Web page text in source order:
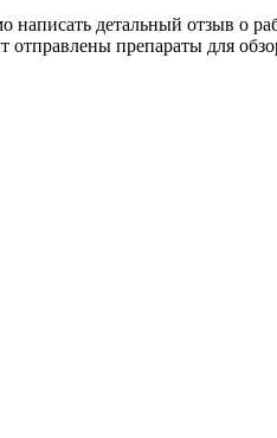
детальный отзыв о
отправлены препараты для